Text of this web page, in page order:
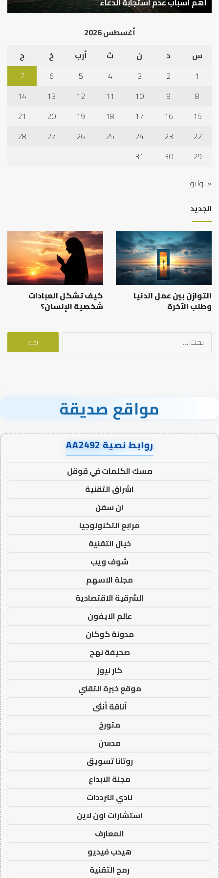
أغسطس 2026
س
د ن ث أرب خ
ج
1
2
3
4
5
6
7
8
9
10
11
12
13
14
15
16
17
18
19
20
21
22
23
24
25
26
27
28
29
30
31
« يوليو
الجديد
التوازن بين عمل الدنيا
وطلب الآخرة
كيف تشكل العبادات
شخصية الإنسان؟
البحث
مواقع صديقة
روابط نصية AA2492
مسك الكلمات في قوقل
اشراق التقنية
ان سفن
مرابع التكنولوجيا
خيال التقنية
شوف ويب
مجلة الاسهم
الشرقية الاقتصادية
عالم الايفون
مدونة كوكان
صحيفة نهج
كار نيوز
موقع خبرة التقني
أناقة أنثى
متورخ
مدسن
روتانا تسويق
مجلة الابداع
نادي الترددات
استشارات اون لاين
المعارف
هيدب فيديو
رمح التقنية